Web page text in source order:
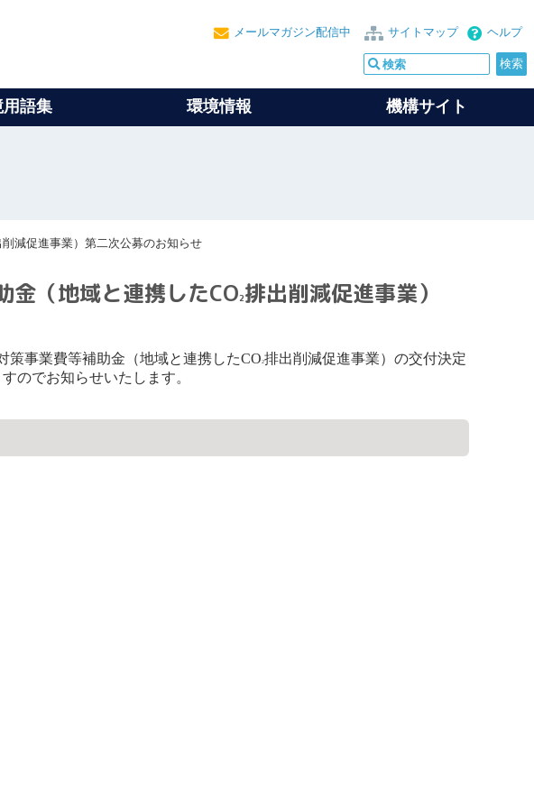
ヘルプ
サイトマップ
メールマガジン配信中
語集 環境情報 機構サイト
削減促進事業）第二次公募のお知らせ
金（地域と連携したCO2排出削減促進事業）
事業費等補助金（地域と連携したCO2排出削減促進事業）の交付決定
のでお知らせいたします。